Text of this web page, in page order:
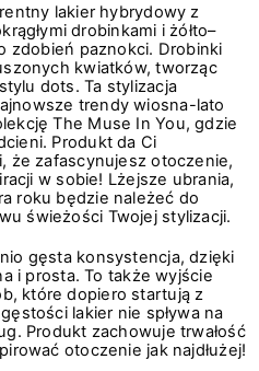
lakier hybrydowy z
drobinkami i żółto–
zdobień paznokci. Drobinki
kwiatków, tworząc
dots. Ta stylizacja
trendy wiosna-lato
The Muse In You, gdzie
Produkt da Ci
że zafascynujesz otoczenie,
w sobie! Lżejsze ubrania,
roku będzie należeć do
świeżości Twojej stylizacji.
gęsta konsystencja, dzięki
i prosta. To także wyjście
które dopiero startują z
lakier nie spływa na
Produkt zachowuje trwałość
otoczenie jak najdłużej!